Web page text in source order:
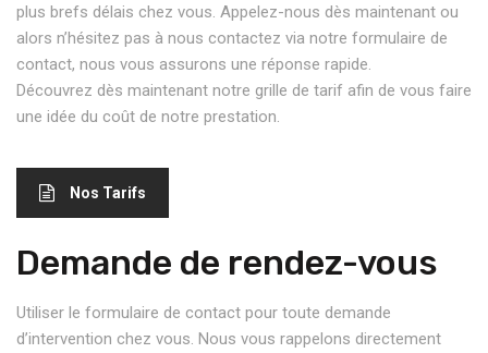
plus brefs délais chez vous. Appelez-nous dès maintenant ou
alors n’hésitez pas à nous contactez via notre formulaire de
contact, nous vous assurons une réponse rapide.
Découvrez dès maintenant notre grille de tarif afin de vous faire
une idée du coût de notre prestation.
Nos Tarifs
Demande de rendez-vous
Utiliser le formulaire de contact pour toute demande
d’intervention chez vous. Nous vous rappelons directement